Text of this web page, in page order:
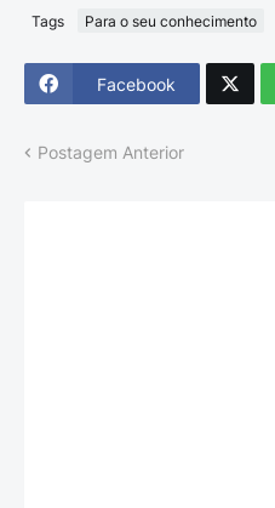
Tags Para o seu conhecimento
Facebook
Postagem Anterior